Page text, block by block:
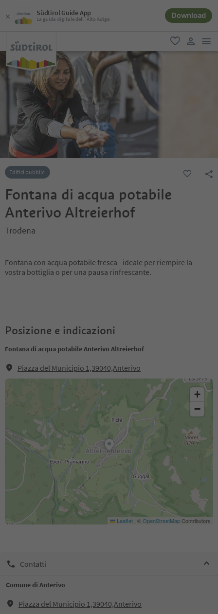
Südtirol Guide App
La guida digitale dell´Alto Adige Download
favoriti
user link
Edifici pubblici
Fontana di acqua potabile
Anterivo Altreierhof
Trodena
Fontana con acqua potabile fresca - ideale per riempire la
vostra bottiglia o per una pausa rinfrescante.
Posizione e indicazioni
Fontana di acqua potabile Anterivo Altreierhof
Piazza del Municipio 1,39040,Anterivo
+
−
Leaflet | ©OpenStreetMapContributors
Contatti
Comune di Anterivo
Piazza del Municipio 1,39040,Anterivo